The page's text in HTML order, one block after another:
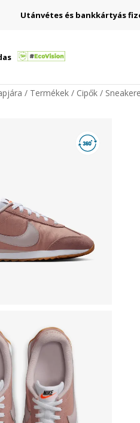
Utánvétes és bankkártyás
Termékek Cipők